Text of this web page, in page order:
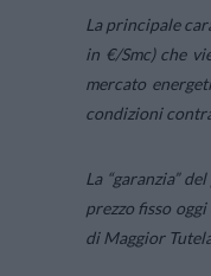
La principale
in €/Smc) che
mercato
condizioni
La “garanzia”
prezzo fisso
di Maggior